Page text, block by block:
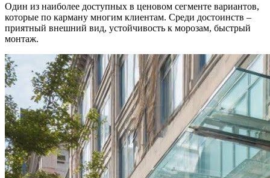
Один из наиболее доступных в ценовом сегменте вариантов,
которые по карману многим клиентам. Среди достоинств –
приятный внешний вид, устойчивость к морозам, быстрый
монтаж.